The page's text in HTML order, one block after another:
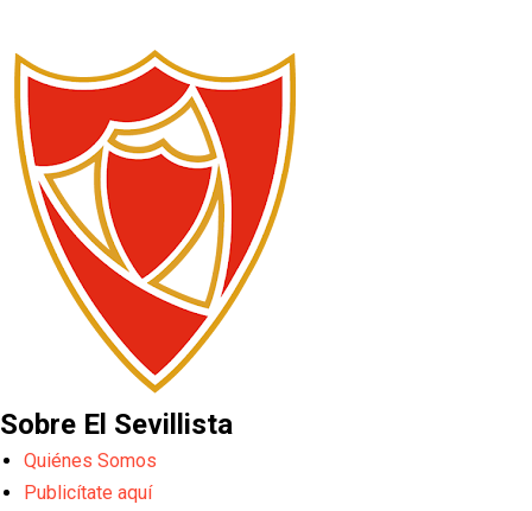
Sobre El Sevillista
Quiénes Somos
Publicítate aquí